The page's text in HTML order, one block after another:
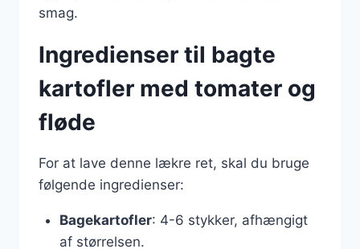
smag.
Ingredienser til bagte
kartofler med tomater og
fløde
For at lave denne lækre ret, skal du bruge
følgende ingredienser:
Bagekartofler: 4-6 stykker, afhængigt
af størrelsen.